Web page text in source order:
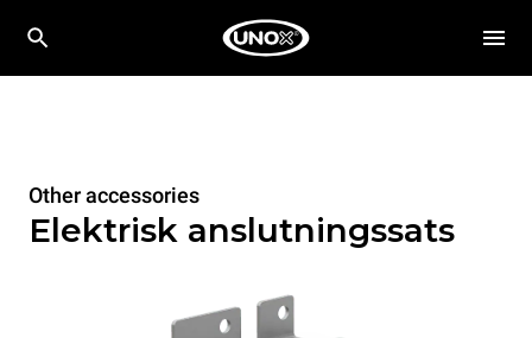
Other accessories
Elektrisk anslutningssats